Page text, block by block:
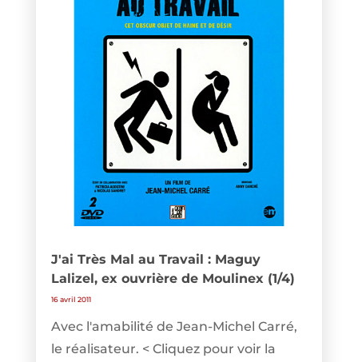
J'ai Très Mal au Travail : Maguy
Lalizel, ex ouvrière de Moulinex (1/4)
16 avril 2011
Avec l'amabilité de Jean-Michel Carré,
le réalisateur. < Cliquez pour voir la